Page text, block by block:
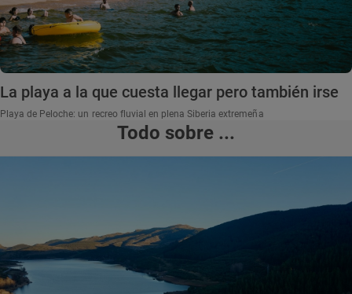
La playa a la que cuesta llegar pero también irse
Playa de Peloche: un recreo fluvial en plena Siberia extremeña
Todo sobre ...